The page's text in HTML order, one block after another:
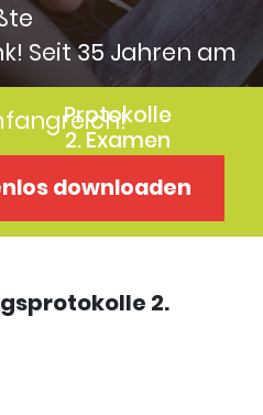
Seit 35 Jahren am
downloaden
Protokolle
2. Examen
Kostenloses
Repititorium
2.